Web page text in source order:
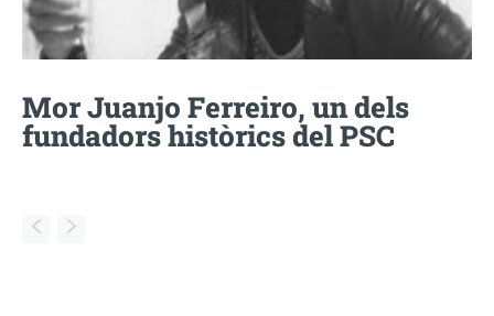
Mor Juanjo Ferreiro, un dels
fundadors històrics del PSC